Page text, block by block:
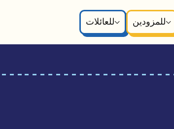
للعائلات
للمزودين